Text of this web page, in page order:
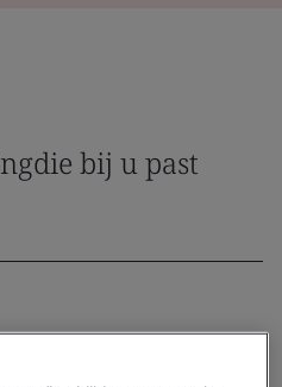
bij u past